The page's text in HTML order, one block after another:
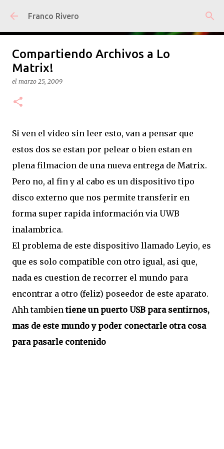
Ir al contenido principal
Franco Rivero
Compartiendo Archivos a Lo
Matrix!
el marzo 25, 2009
Si ven el video sin leer esto, van a pensar que
estos dos se estan por pelear o bien estan en
plena filmacion de una nueva entrega de Matrix.
Pero no, al fin y al cabo es un dispositivo tipo
disco externo que nos permite transferir en
forma super rapida información via UWB
inalambrica.
El problema de este dispositivo llamado Leyio, es
que es solo compatible con otro igual, asi que,
nada es cuestion de recorrer el mundo para
encontrar a otro (feliz) poseedor de este aparato.
Ahh tambientiene un puerto USB para sentirnos,
mas de este mundo y poder conectarle otra cosa
para pasarle contenido